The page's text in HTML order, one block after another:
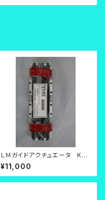
ＬＭガイドアクチュエータ KR2
0BFM-0037-H0F-11X0
¥11,000